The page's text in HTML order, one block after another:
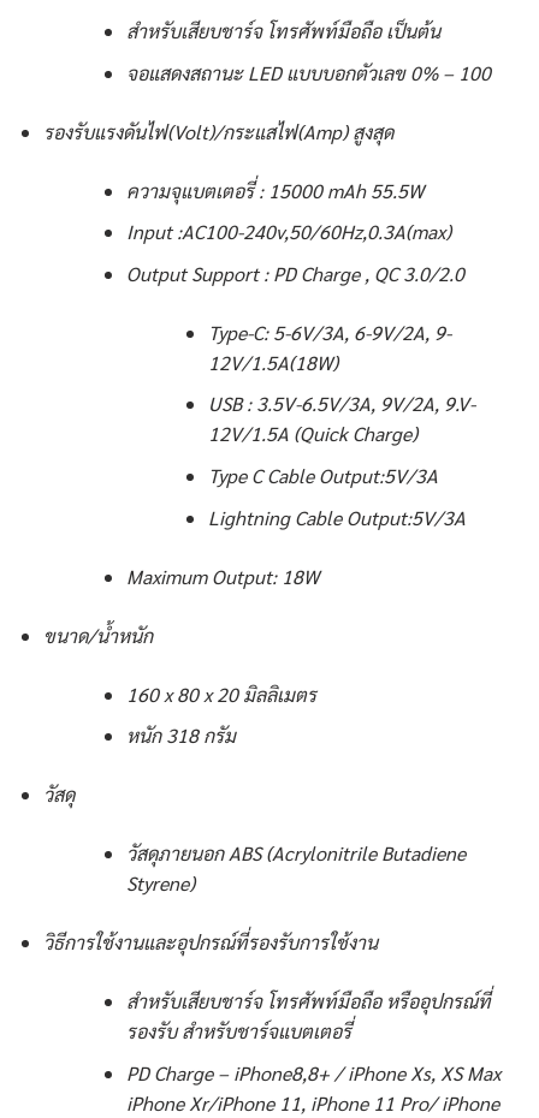
สำหรับเสียบชาร์จ โทรศัพท์มือถือ เป็นต้น
จอแสดงสถานะ LED แบบบอกตัวเลข 0% – 100
รองรับแรงดันไฟ(Volt)/กระแสไฟ(Amp) สูงสุด
ความจุแบตเตอรี่ : 15000 mAh 55.5W
Input :AC100-240v,50/60Hz,0.3A(max)
Output Support : PD Charge , QC 3.0/2.0
Type-C: 5-6V/3A, 6-9V/2A, 9-
12V/1.5A(18W)
USB : 3.5V-6.5V/3A, 9V/2A, 9.V-
12V/1.5A (Quick Charge)
Type C Cable Output:5V/3A
Lightning Cable Output:5V/3A
Maximum Output: 18W
ขนาด/น้ำหนัก
160 x 80 x 20 มิลลิเมตร
หนัก 318 กรัม
วัสดุ
วัสดุภายนอก ABS (Acrylonitrile Butadiene
Styrene)
วิธีการใช้งานและอุปกรณ์ที่รองรับการใช้งาน
สำหรับเสียบชาร์จ โทรศัพท์มือถือ หรืออุปกรณ์ที่
รองรับ สำหรับชาร์จแบตเตอรี่
PD Charge – iPhone8,8+ / iPhone Xs, XS Max
iPhone Xr/iPhone 11, iPhone 11 Pro/ iPhone